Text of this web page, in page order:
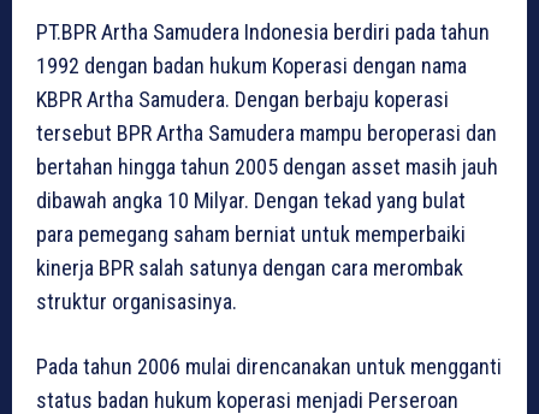
PT.BPR Artha Samudera Indonesia berdiri pada tahun
1992 dengan badan hukum Koperasi dengan nama
KBPR Artha Samudera. Dengan berbaju koperasi
tersebut BPR Artha Samudera mampu beroperasi dan
bertahan hingga tahun 2005 dengan asset masih jauh
dibawah angka 10 Milyar. Dengan tekad yang bulat
para pemegang saham berniat untuk memperbaiki
kinerja BPR salah satunya dengan cara merombak
struktur organisasinya.
Pada tahun 2006 mulai direncanakan untuk mengganti
status badan hukum koperasi menjadi Perseroan